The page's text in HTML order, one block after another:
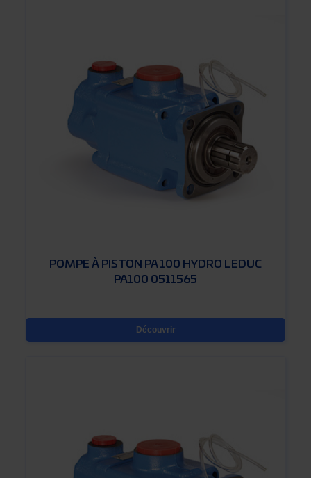
POMPE À PISTON PA 100 HYDRO LEDUC
PA100 0511565
Découvrir